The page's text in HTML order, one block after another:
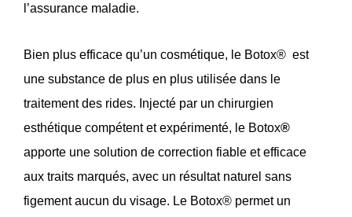
l’assurance maladie.
Bien plus efficace qu’un cosmétique, le Botox® est
une substance de plus en plus utilisée dans le
traitement des rides. Injecté par un chirurgien
esthétique compétent et expérimenté, le Botox®
apporte une solution de correction fiable et efficace
aux traits marqués, avec un résultat naturel sans
figement aucun du visage. Le Botox® permet un